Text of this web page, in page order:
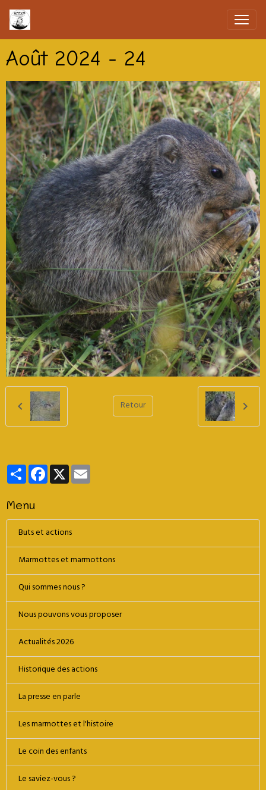
Août 2024 - 24
Retour
PartagerFacebook
X
Menu
Buts et actions
Marmottes et marmottons
Qui sommes nous ?
Nous pouvons vous proposer
Actualités 2026
Historique des actions
La presse en parle
Les marmottes et l'histoire
Le coin des enfants
Le saviez-vous ?